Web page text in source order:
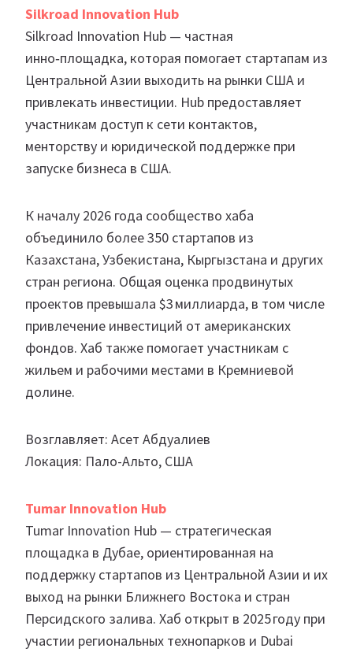
Silkroad Innovation Hub
Silkroad Innovation Hub — частная
инно‑площадка, которая помогает стартапам из
Центральной Азии выходить на рынки США и
привлекать инвестиции. Hub предоставляет
участникам доступ к сети контактов,
менторству и юридической поддержке при
запуске бизнеса в США.
К началу 2026 года сообщество хаба
объединило более 350 стартапов из
Казахстана, Узбекистана, Кыргызстана и других
стран региона. Общая оценка продвинутых
проектов превышала $3 миллиарда, в том числе
привлечение инвестиций от американских
фондов. Хаб также помогает участникам с
жильем и рабочими местами в Кремниевой
долине.
Возглавляет: Асет Абдуалиев
Локация: Пало-Альто, США
Tumar Innovation Hub
Tumar Innovation Hub — стратегическая
площадка в Дубае, ориентированная на
поддержку стартапов из Центральной Азии и их
выход на рынки Ближнего Востока и стран
Персидского залива. Хаб открыт в 2025 году при
участии региональных технопарков и Dubai